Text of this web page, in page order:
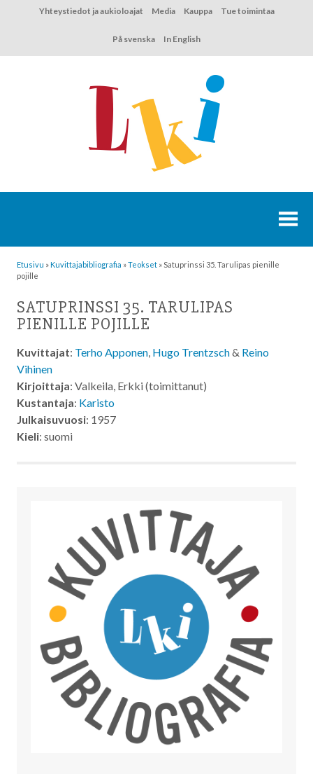
Yhteystiedot ja aukioloajat Media Kauppa Tue toimintaa
På svenska In English
Etusivu »Kuvittaja­bibliografia »Teokset » Satuprinssi 35. Tarulipas pienille
pojille
SATUPRINSSI 35. TARULIPAS
PIENILLE POJILLE
Kuvittajat: Terho Apponen, Hugo Trentzsch& Reino
Vihinen
Kirjoittaja: Valkeila, Erkki (toimittanut)
Kustantaja: Karisto
Julkaisuvuosi: 1957
Kieli: suomi